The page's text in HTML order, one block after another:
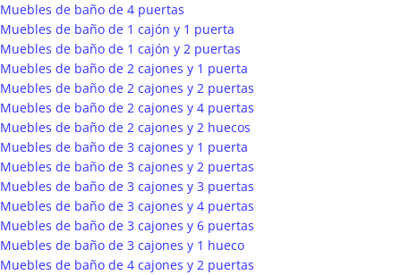
Muebles de baño de 4 puertas
Muebles de baño de 1 cajón y 1 puerta
Muebles de baño de 1 cajón y 2 puertas
Muebles de baño de 2 cajones y 1 puerta
Muebles de baño de 2 cajones y 2 puertas
Muebles de baño de 2 cajones y 4 puertas
Muebles de baño de 2 cajones y 2 huecos
Muebles de baño de 3 cajones y 1 puerta
Muebles de baño de 3 cajones y 2 puertas
Muebles de baño de 3 cajones y 3 puertas
Muebles de baño de 3 cajones y 4 puertas
Muebles de baño de 3 cajones y 6 puertas
Muebles de baño de 3 cajones y 1 hueco
Muebles de baño de 4 cajones y 2 puertas